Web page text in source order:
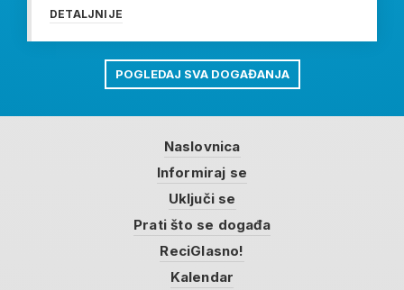
DETALJNIJE
POGLEDAJ SVA DOGAĐANJA
Naslovnica
Informiraj se
Uključi se
Prati što se događa
ReciGlasno!
Kalendar